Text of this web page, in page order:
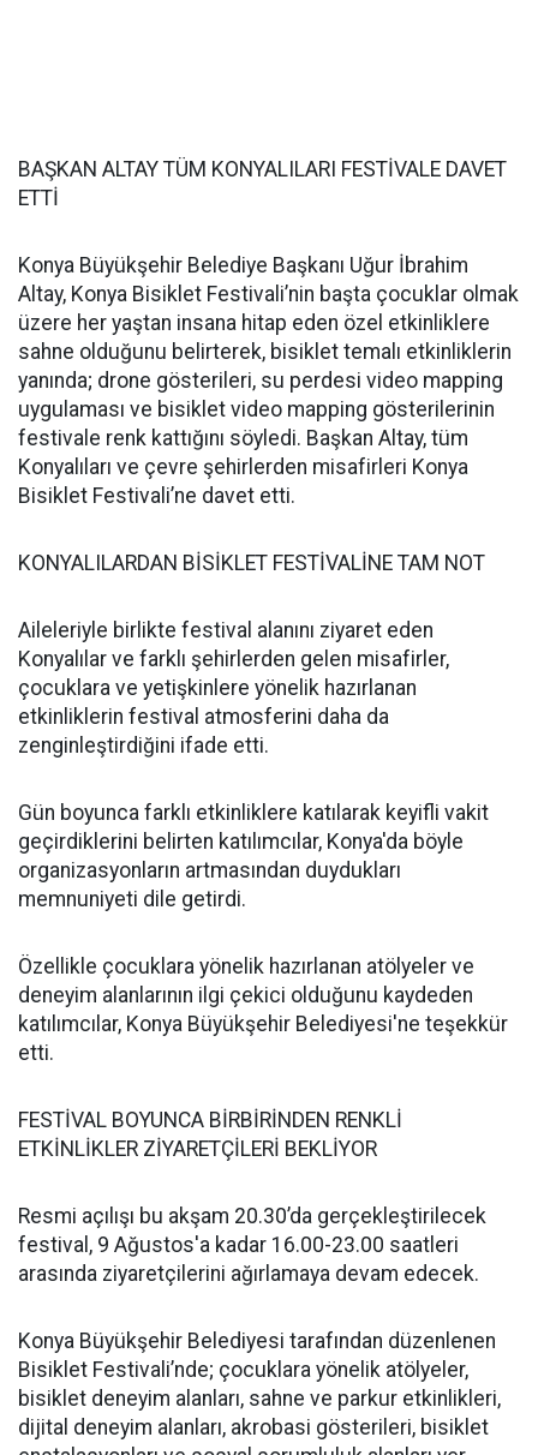
BAŞKAN ALTAY TÜM KONYALILARI FESTİVALE DAVET
ETTİ
Konya Büyükşehir Belediye Başkanı Uğur İbrahim
Altay, Konya Bisiklet Festivali’nin başta çocuklar olmak
üzere her yaştan insana hitap eden özel etkinliklere
sahne olduğunu belirterek, bisiklet temalı etkinliklerin
yanında; drone gösterileri, su perdesi video mapping
uygulaması ve bisiklet video mapping gösterilerinin
festivale renk kattığını söyledi. Başkan Altay, tüm
Konyalıları ve çevre şehirlerden misafirleri Konya
Bisiklet Festivali’ne davet etti.
KONYALILARDAN BİSİKLET FESTİVALİNE TAM NOT
Aileleriyle birlikte festival alanını ziyaret eden
Konyalılar ve farklı şehirlerden gelen misafirler,
çocuklara ve yetişkinlere yönelik hazırlanan
etkinliklerin festival atmosferini daha da
zenginleştirdiğini ifade etti.
Gün boyunca farklı etkinliklere katılarak keyifli vakit
geçirdiklerini belirten katılımcılar, Konya'da böyle
organizasyonların artmasından duydukları
memnuniyeti dile getirdi.
Özellikle çocuklara yönelik hazırlanan atölyeler ve
deneyim alanlarının ilgi çekici olduğunu kaydeden
katılımcılar, Konya Büyükşehir Belediyesi'ne teşekkür
etti.
FESTİVAL BOYUNCA BİRBİRİNDEN RENKLİ
ETKİNLİKLER ZİYARETÇİLERİ BEKLİYOR
Resmi açılışı bu akşam 20.30’da gerçekleştirilecek
festival, 9 Ağustos'a kadar 16.00-23.00 saatleri
arasında ziyaretçilerini ağırlamaya devam edecek.
Konya Büyükşehir Belediyesi tarafından düzenlenen
Bisiklet Festivali’nde; çocuklara yönelik atölyeler,
bisiklet deneyim alanları, sahne ve parkur etkinlikleri,
dijital deneyim alanları, akrobasi gösterileri, bisiklet